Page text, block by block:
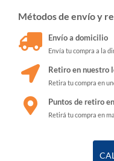
Métodos de envío y
Envío a domicilio
Envía tu compra a la
Retiro en nuestro
Retira tu compra en
Puntos de retiro
Retirá tu compra en